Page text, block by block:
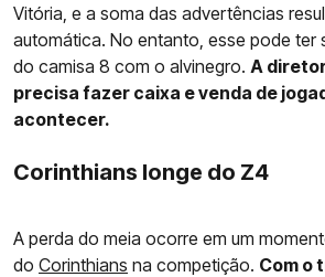
Vitória, e a soma das advertências
automática. No entanto, esse pode ter
do camisa 8 com o alvinegro. A
precisa fazer caixa e venda de
acontecer.
Corinthians longe do Z4
A perda do meia ocorre em um
do Corinthians na competição. Com o